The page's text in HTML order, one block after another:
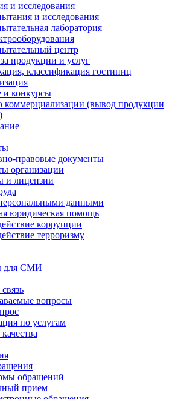
и исследования
и исследования
лаборатория
центр
продукции и услуг
классификация гостиниц
и конкурсы
коммерциализации (вывод продукции
правовые документы
организации
и лицензии
данными
юридическая помощь
коррупции
терроризму
для СМИ
вопросы
по услугам
обращений
прием